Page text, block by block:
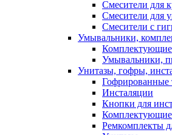
Смесители для
Смесители для
Смесители с
Умывальники,
Комплектующие
Умывальники,
Унитазы, гофры,
Гофрированные
Инсталяции
Кнопки для
Комплектующие
Ремкомплекты